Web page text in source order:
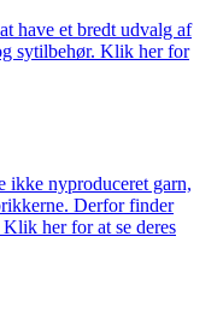
have et bredt udvalg af
sytilbehør. Klik her for
ikke nyproduceret garn,
Derfor finder
her for at se deres